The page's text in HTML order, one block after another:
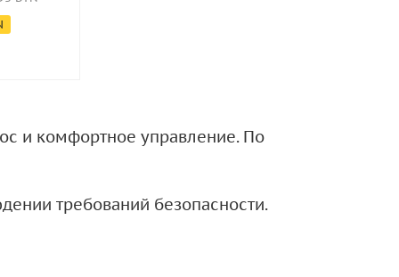
и комфортное управление. По
требований безопасности.